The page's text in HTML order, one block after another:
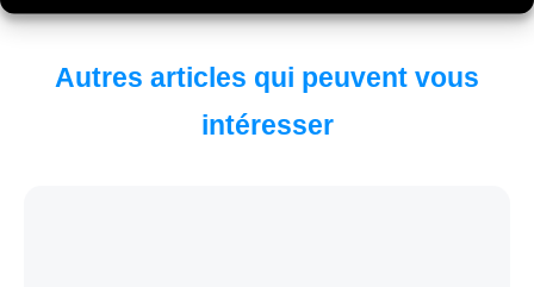
Autres articles qui peuvent vous
intéresser